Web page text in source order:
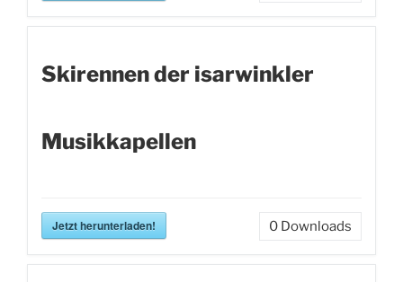
Skirennen der isarwinkler
Musikkapellen
Jetzt herunterladen! 0 Downloads